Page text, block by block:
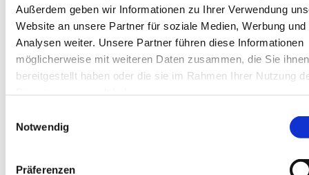
Außerdem geben wir Informationen zu Ihrer Verwendung
Website an unsere Partner für soziale Medien, Werbung und
Analysen weiter. Unsere Partner führen diese Informationen
möglicherweise mit weiteren Daten zusammen, die Sie ihnen
bereitgestellt haben oder die sie im Rahmen Ihrer Nutzung
Notwendig
Präferenzen
Zur Routenplanung